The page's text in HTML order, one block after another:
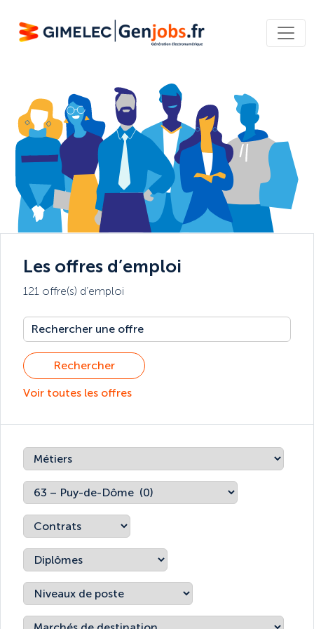
Les offres d’emploi
121 offre(s) d’emploi
Rechercher
Voir toutes les offres